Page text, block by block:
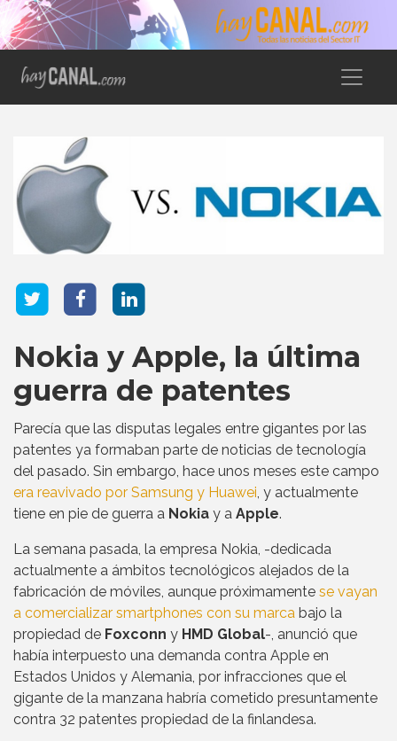
Nokia y Apple, la última
guerra de patentes
Parecía que las disputas legales entre gigantes por las
patentes ya formaban parte de noticias de tecnología
del pasado. Sin embargo, hace unos meses este campo
era reavivado por Samsung y Huawei , y actualmente
tiene en pie de guerra a Nokia y a Apple.
La semana pasada, la empresa Nokia, -dedicada
actualmente a ámbitos tecnológicos alejados de la
fabricación de móviles, aunque próximamente se vayan
a comercializar smartphones con su marca bajo la
propiedad de Foxconn y HMD Global-, anunció que
había interpuesto una demanda contra Apple en
Estados Unidos y Alemania, por infracciones que el
gigante de la manzana habría cometido presuntamente
contra 32 patentes propiedad de la finlandesa.